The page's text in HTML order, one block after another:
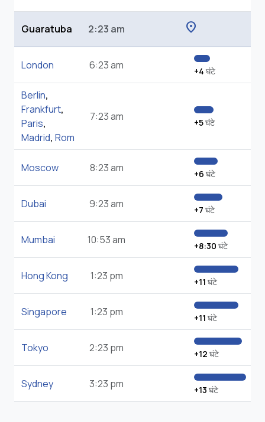
Guaratuba 2:23 am location_on
London 6:23 am +4 घंटे
Berlin,
Frankfurt,
Paris,
Madrid, Rom
7:23 am +5घंटे
Moscow 8:23 am +6 घंटे
Dubai 9:23 am +7 घंटे
Mumbai 10:53 am +8:30 घंटे
Hong Kong 1:23 pm +11 घंटे
Singapore 1:23 pm +11 घंटे
Tokyo 2:23 pm +12 घंटे
Sydney 3:23 pm +13 घंटे